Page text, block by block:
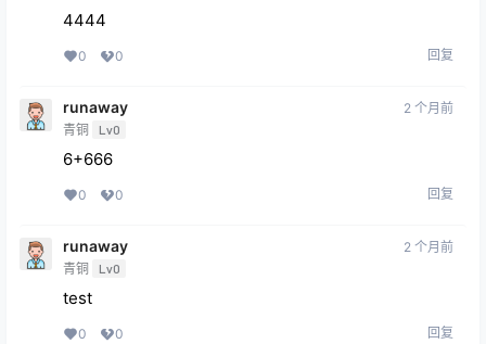
4444
0 0 回复
runaway
青铜 Lv0
2 个月前
6+666
0 0 回复
runaway
青铜 Lv0
2 个月前
test
0 0 回复